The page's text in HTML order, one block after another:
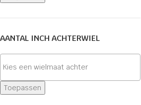
AANTAL INCH ACHTERWIEL
Toepassen